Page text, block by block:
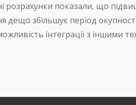
розрахунки показали, що
дещо збільшує період
інтеграції з іншими